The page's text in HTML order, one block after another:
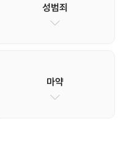
성범죄
마약